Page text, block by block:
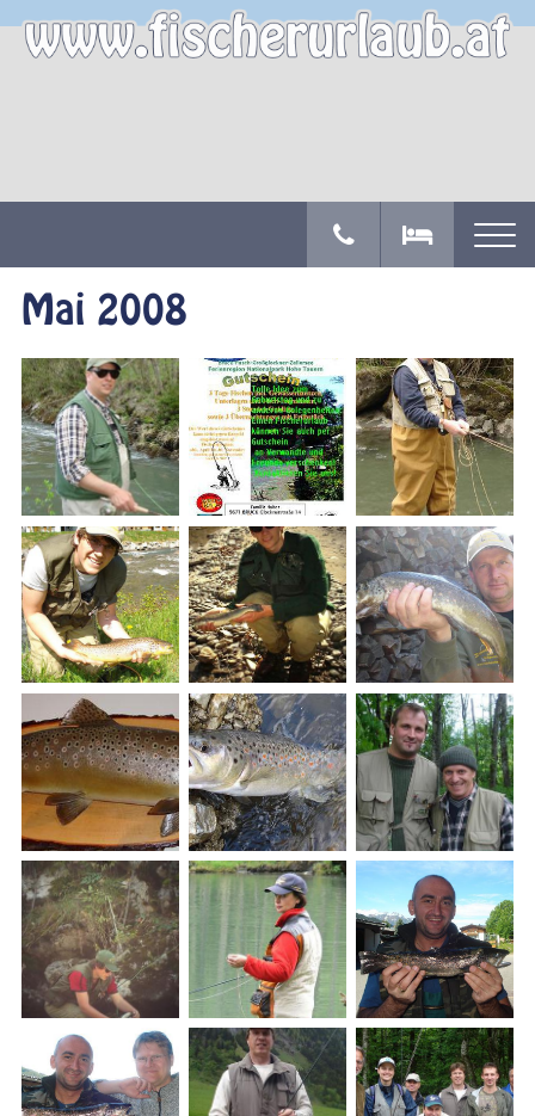
Mai 2008